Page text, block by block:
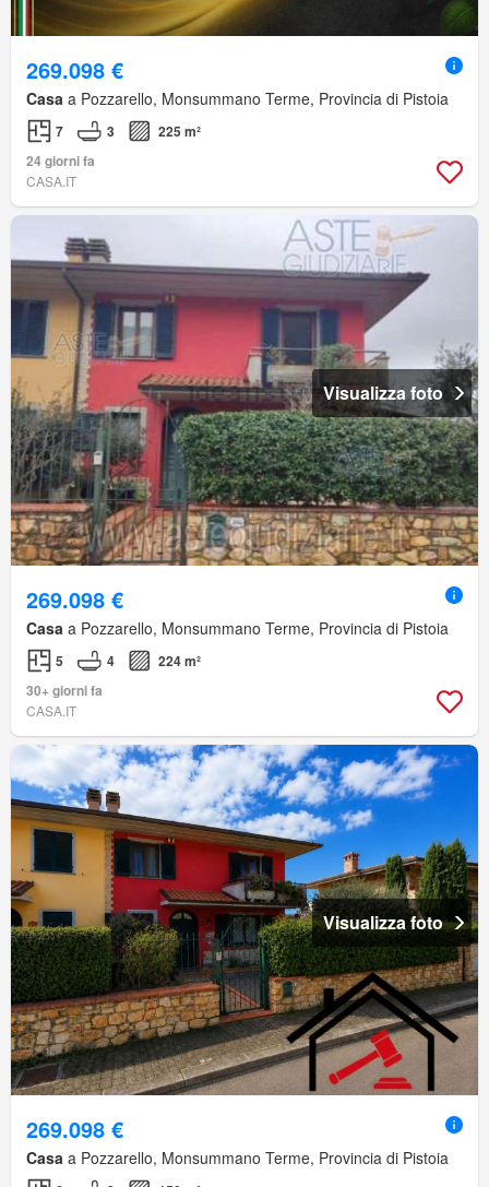
269.098 €
Casa a Pozzarello, Monsummano Terme, Provincia di Pistoia
7 3
225 m²
24 giorni fa
CASA.IT
Visualizza foto
269.098 €
Casa a Pozzarello, Monsummano Terme, Provincia di Pistoia
5 4
224 m²
30+ giorni fa
CASA.IT
Visualizza foto
269.098 €
Casa a Pozzarello, Monsummano Terme, Provincia di Pistoia